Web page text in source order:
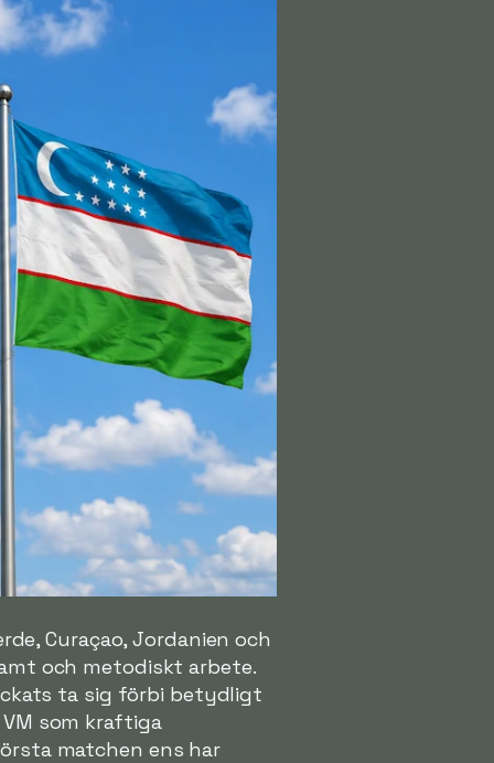
Curaçao, Jordanien och
och metodiskt arbete.
ta sig förbi betydligt
som kraftiga
matchen ens har